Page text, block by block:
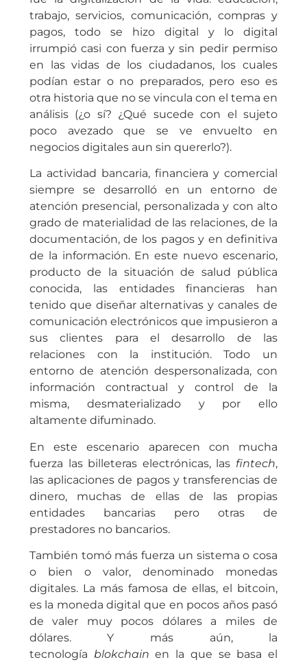
trabajo, servicios, comunicación, compras y
pagos, todo se hizo digital y lo digital
irrumpió casi con fuerza y sin pedir permiso
en las vidas de los ciudadanos, los cuales
podían estar o no preparados, pero eso es
otra historia que no se vincula con el tema en
análisis (¿o sí? ¿Qué sucede con el sujeto
poco avezado que se ve envuelto en
negocios digitales aun sin quererlo?).
La actividad bancaria, financiera y comercial
siempre se desarrolló en un entorno de
atención presencial, personalizada y con alto
grado de materialidad de las relaciones, de la
documentación, de los pagos y en definitiva
de la información. En este nuevo escenario,
producto de la situación de salud pública
conocida, las entidades financieras han
tenido que diseñar alternativas y canales de
comunicación electrónicos que impusieron a
sus clientes para el desarrollo de las
relaciones con la institución. Todo un
entorno de atención despersonalizada, con
información contractual y control de la
misma, desmaterializado y por ello
altamente difuminado.
En este escenario aparecen con mucha
fuerza las billeteras electrónicas, las fintech,
las aplicaciones de pagos y transferencias de
dinero, muchas de ellas de las propias
entidades bancarias pero otras de
prestadores no bancarios.
También tomó más fuerza un sistema o cosa
o bien o valor, denominado monedas
digitales. La más famosa de ellas, el bitcoin,
es la moneda digital que en pocos años pasó
de valer muy pocos dólares a miles de
dólares. Y más aún, la
tecnología blokchainen la que se basa el